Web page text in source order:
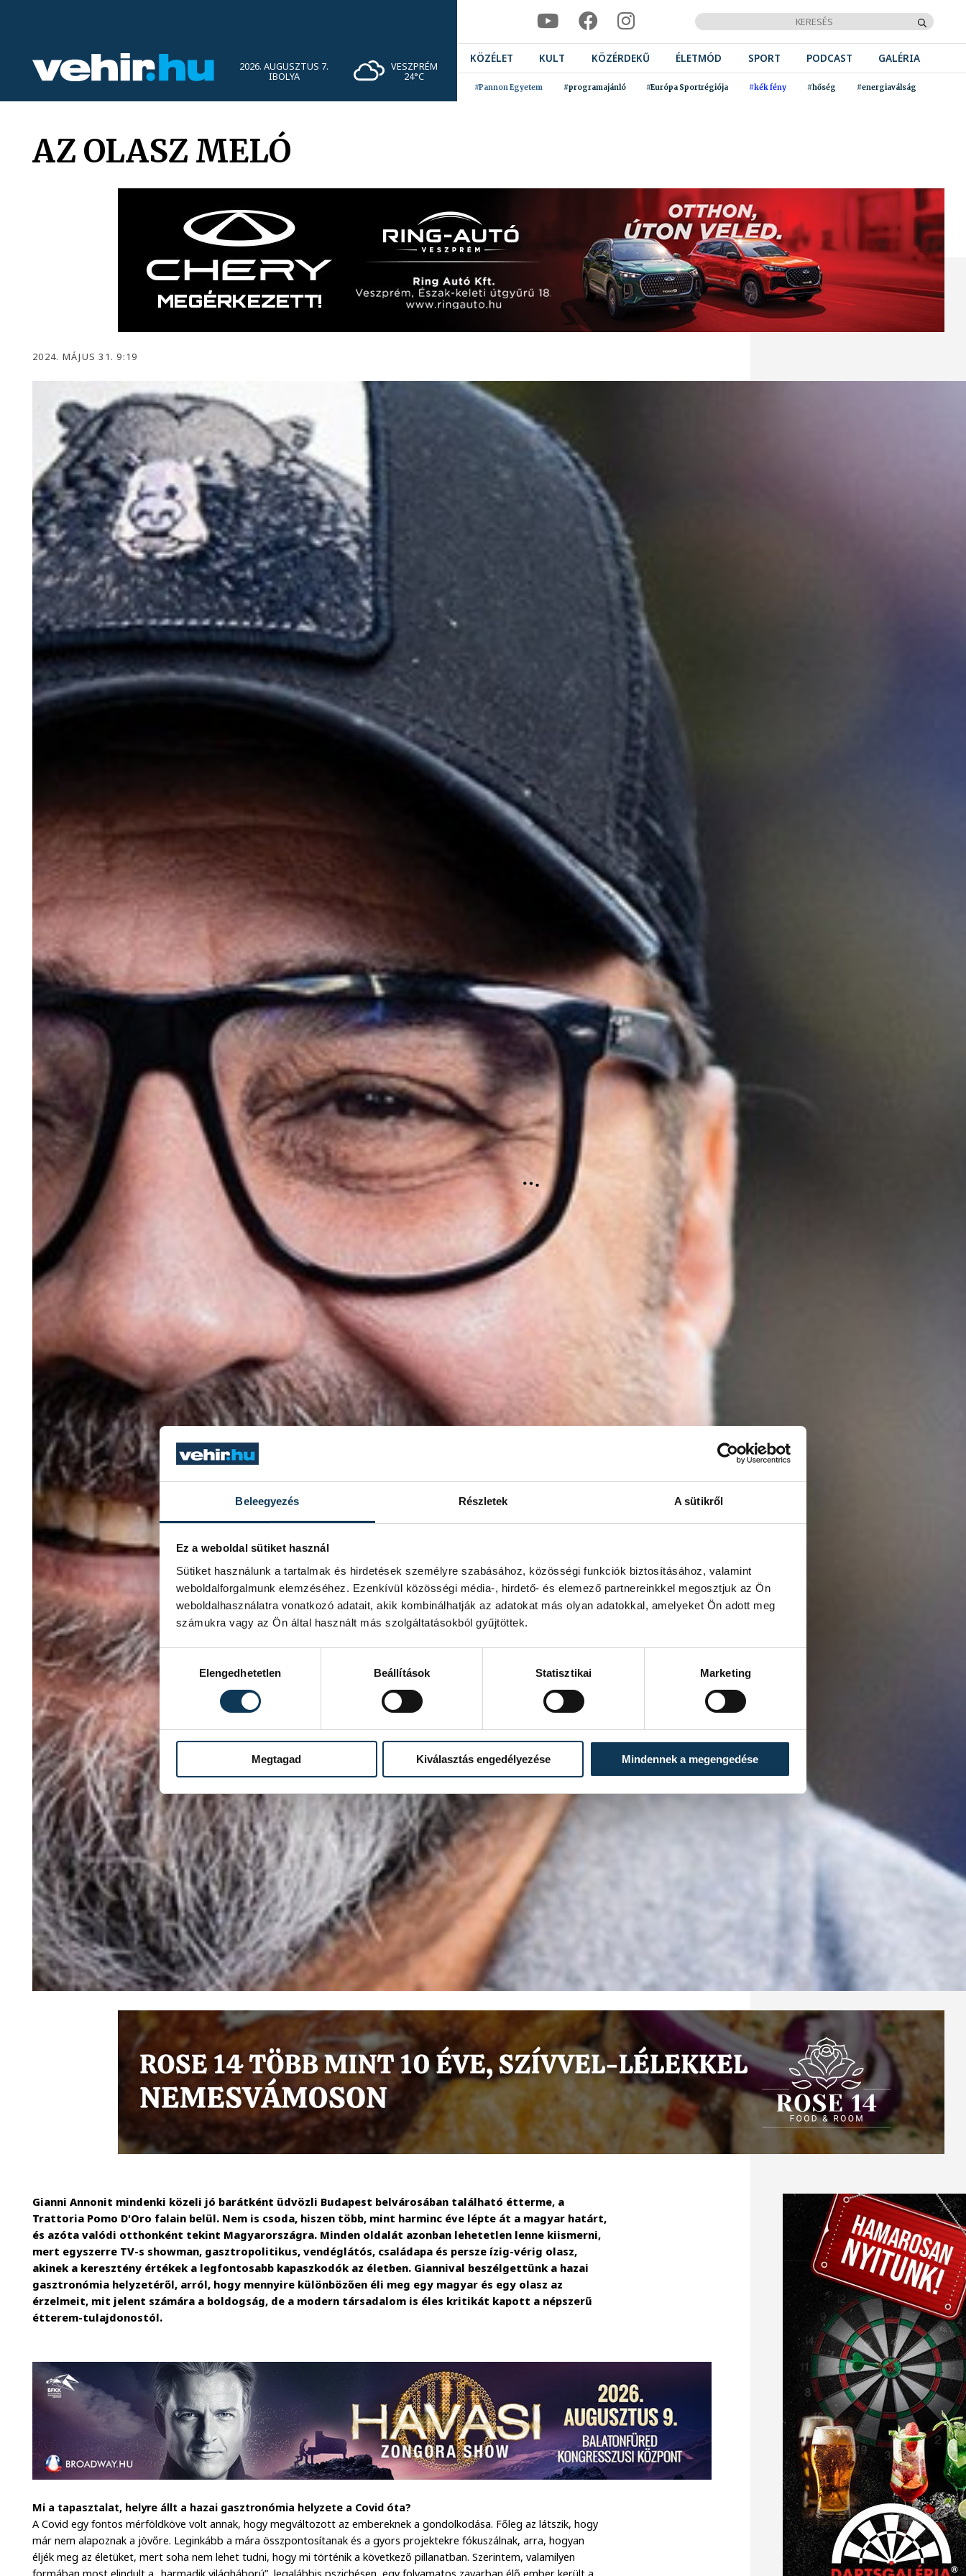
Beleegyezés Részletek A sütikről
Ez a weboldal sütiket használ
Sütiket használunk a tartalmak és hirdetések személyre szabásához, közösségi funkciók biztosításához, valamint
weboldalforgalmunk elemzéséhez. Ezenkívül közösségi média-, hirdető- és elemező partnereinkkel megosztjuk az Ön
weboldalhasználatra vonatkozó adatait, akik kombinálhatják az adatokat más olyan adatokkal, amelyeket Ön adott meg
számukra vagy az Ön által használt más szolgáltatásokból gyűjtöttek.
Hozzájárulás kiválasztása
Elengedhetetlen
Beállítások Statisztikai Marketing
Megtagad Kiválasztás engedélyezése Mindennek a megengedése
2026. AUGUSZTUS 7.
IBOLYA
VESZPRÉM
24°C
KÖZÉLET KULT KÖZÉRDEKŰ ÉLETMÓD SPORT PODCAST GALÉRIA
#Pannon Egyetem #programajánló #Európa Sportrégiója #kék fény #hőség #energiaválság
AZ OLASZ MELÓ
2024. MÁJUS 31. 9:19
Gianni Annonit mindenki közeli jó barátként üdvözli Budapest belvárosában található étterme, a
Trattoria Pomo D'Oro falain belül. Nem is csoda, hiszen több, mint harminc éve lépte át a magyar határt,
és azóta valódi otthonként tekint Magyarországra. Minden oldalát azonban lehetetlen lenne kiismerni,
mert egyszerre TV-s showman, gasztropolitikus, vendéglátós, családapa és persze ízig-vérig olasz,
akinek a keresztény értékek a legfontosabb kapaszkodók az életben. Giannival beszélgettünk a hazai
gasztronómia helyzetéről, arról, hogy mennyire különbözően éli meg egy magyar és egy olasz az
érzelmeit, mit jelent számára a boldogság, de a modern társadalom is éles kritikát kapott a népszerű
étterem-tulajdonostól.
Mi a tapasztalat, helyre állt a hazai gasztronómia helyzete a Covid óta?
A Covid egy fontos mérföldköve volt annak, hogy megváltozott az embereknek a gondolkodása. Főleg az látszik, hogy
már nem alapoznak a jövőre. Leginkább a mára összpontosítanak és a gyors projektekre fókuszálnak, arra, hogyan
éljék meg az életüket, mert soha nem lehet tudni, hogy mi történik a következő pillanatban. Szerintem, valamilyen